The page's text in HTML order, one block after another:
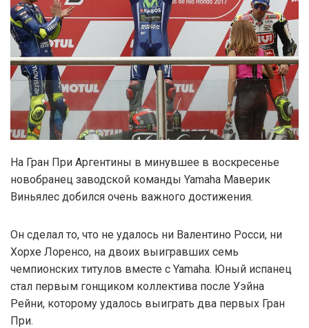
На Гран При Аргентины в минувшее в воскресенье
новобранец заводской команды Yamaha Маверик
Виньялес добился очень важного достижения.
Он сделал то, что не удалось ни Валентино Росси, ни
Хорхе Лоренсо, на двоих выигравших семь
чемпионских титулов вместе с Yamaha. Юный испанец
стал первым гонщиком коллектива после Уэйна
Рейни, которому удалось выиграть два первых Гран
При.